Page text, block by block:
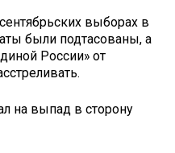
выборах в
были подтасованы, а
России» от
на выпад в сторону